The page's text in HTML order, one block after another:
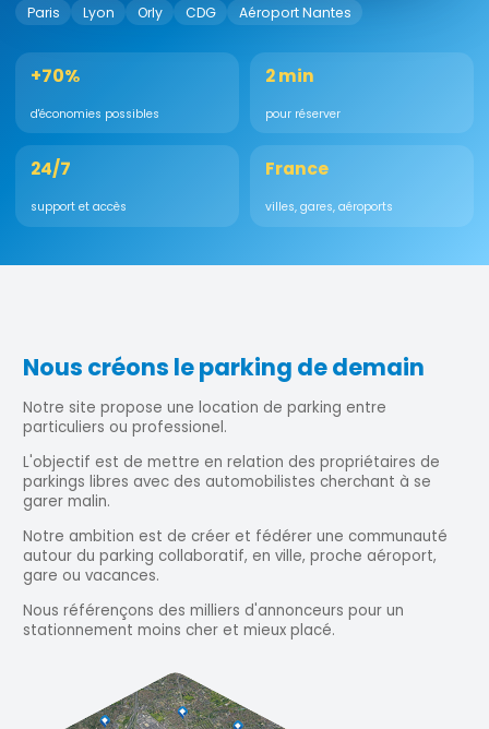
Paris Lyon Orly CDG Aéroport Nantes
+70%
d'économies possibles
2 min
pour réserver
24/7
support et accès
France
villes, gares, aéroports
Nous créons le parking de demain
Notre site propose une location de parking entre
particuliers ou professionel.
L'objectif est de mettre en relation des propriétaires de
parkings libres avec des automobilistes cherchant à se
garer malin.
Notre ambition est de créer et fédérer une communauté
autour du parking collaboratif, en ville, proche aéroport,
gare ou vacances.
Nous référençons des milliers d'annonceurs pour un
stationnement moins cher et mieux placé.